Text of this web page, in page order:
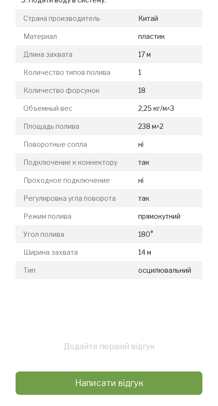
Страна производитель Китай
Материал пластик
Длина захвата 17 м
Количество типов полива 1
Количество форсунок 18
Объемный вес 2,25 кг/м^3
Площадь полива 238 м^2
Поворотные сопла ні
Подключение к коннектору так
Проходное подключение ні
Регулировка угла поворота так
Режим полива прямокутний
Угол полива 180°
Ширина захвата 14 м
Тип осцилювальний
Додайте перший відгук
Написати відгук